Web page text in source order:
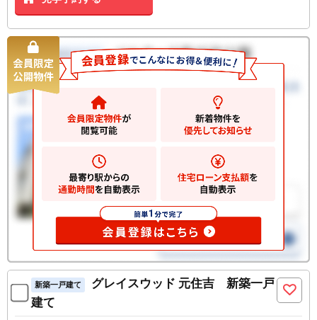
新築一戸建て
グレイスウッド 元住吉 新築一戸
建て